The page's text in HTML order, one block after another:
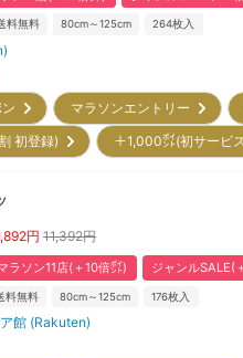
料無料 80cm～125cm 264枚入
マラソンエントリー
割 初登録)
＋1,000㌽(初サー
円 11,392円
ラソン11店(＋10倍㌽) ジャンルSALE(
料無料 80cm～125cm 176枚入
館 (Rakuten)